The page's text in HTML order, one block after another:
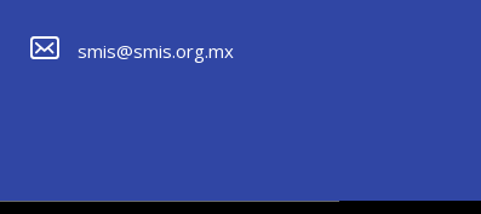
smis@smis.org.mx